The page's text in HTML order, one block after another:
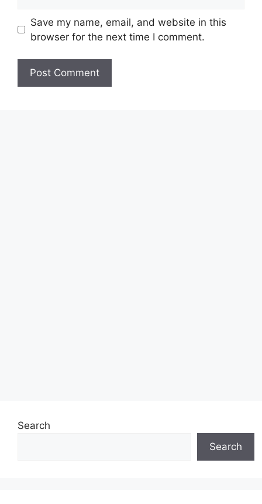
Save my name, email, and website in this
browser for the next time I comment.
Search
Search